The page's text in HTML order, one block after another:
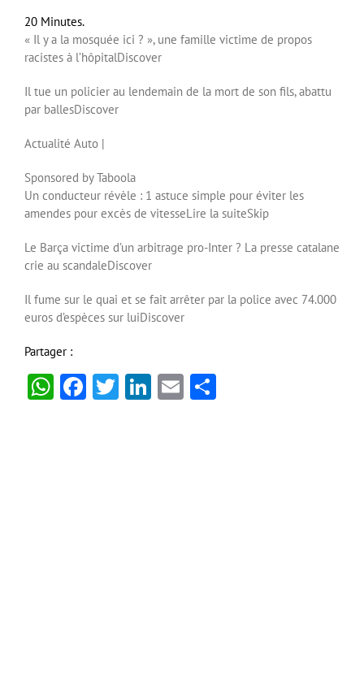
20 Minutes.
« Il y a la mosquée ici ? », une famille victime de propos
racistes à l’hôpitalDiscover
Il tue un policier au lendemain de la mort de son fils, abattu
par ballesDiscover
Actualité Auto |
Sponsored by Taboola
Un conducteur révèle : 1 astuce simple pour éviter les
amendes pour excès de vitesseLire la suiteSkip
Le Barça victime d’un arbitrage pro-Inter ? La presse catalane
crie au scandaleDiscover
Il fume sur le quai et se fait arrêter par la police avec 74.000
euros d’espèces sur luiDiscover
Partager :
WhatsApp
Facebook
Twitter
LinkedIn
Email